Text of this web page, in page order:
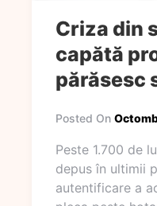
Criza din
capătă
părăsesc
Posted On
Peste 1.700 de
depus în ultimii
autentificare a